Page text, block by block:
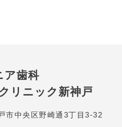
ア歯科
リニック新神戸
市中央区野崎通3丁目3-32